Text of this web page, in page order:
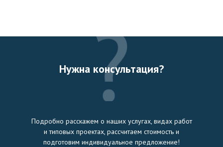
Нужна консультация?
Подробно расскажем о наших услугах, видах работ
и типовых проектах, рассчитаем стоимость и
подготовим индивидуальное предложение!